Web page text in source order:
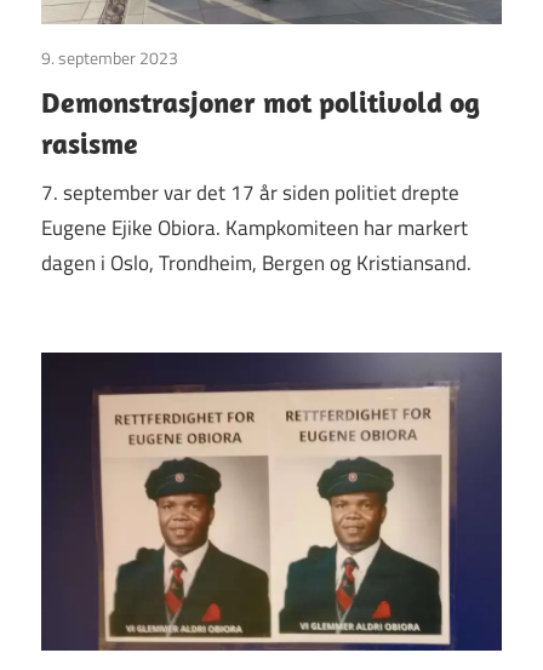
9. september 2023
Demonstrasjoner mot politivold og
rasisme
7. september var det 17 år siden politiet drepte
Eugene Ejike Obiora. Kampkomiteen har markert
dagen i Oslo, Trondheim, Bergen og Kristiansand.